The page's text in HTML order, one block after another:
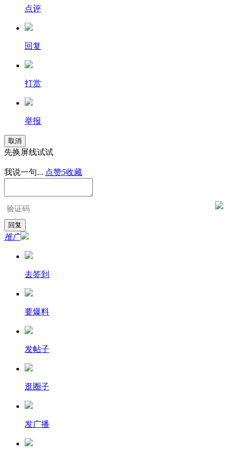
点评
回复
打赏
举报
取消
先换屏线试试
我说一句... 点赞5收藏
推广
去签到
要爆料
发帖子
逛圈子
发广播